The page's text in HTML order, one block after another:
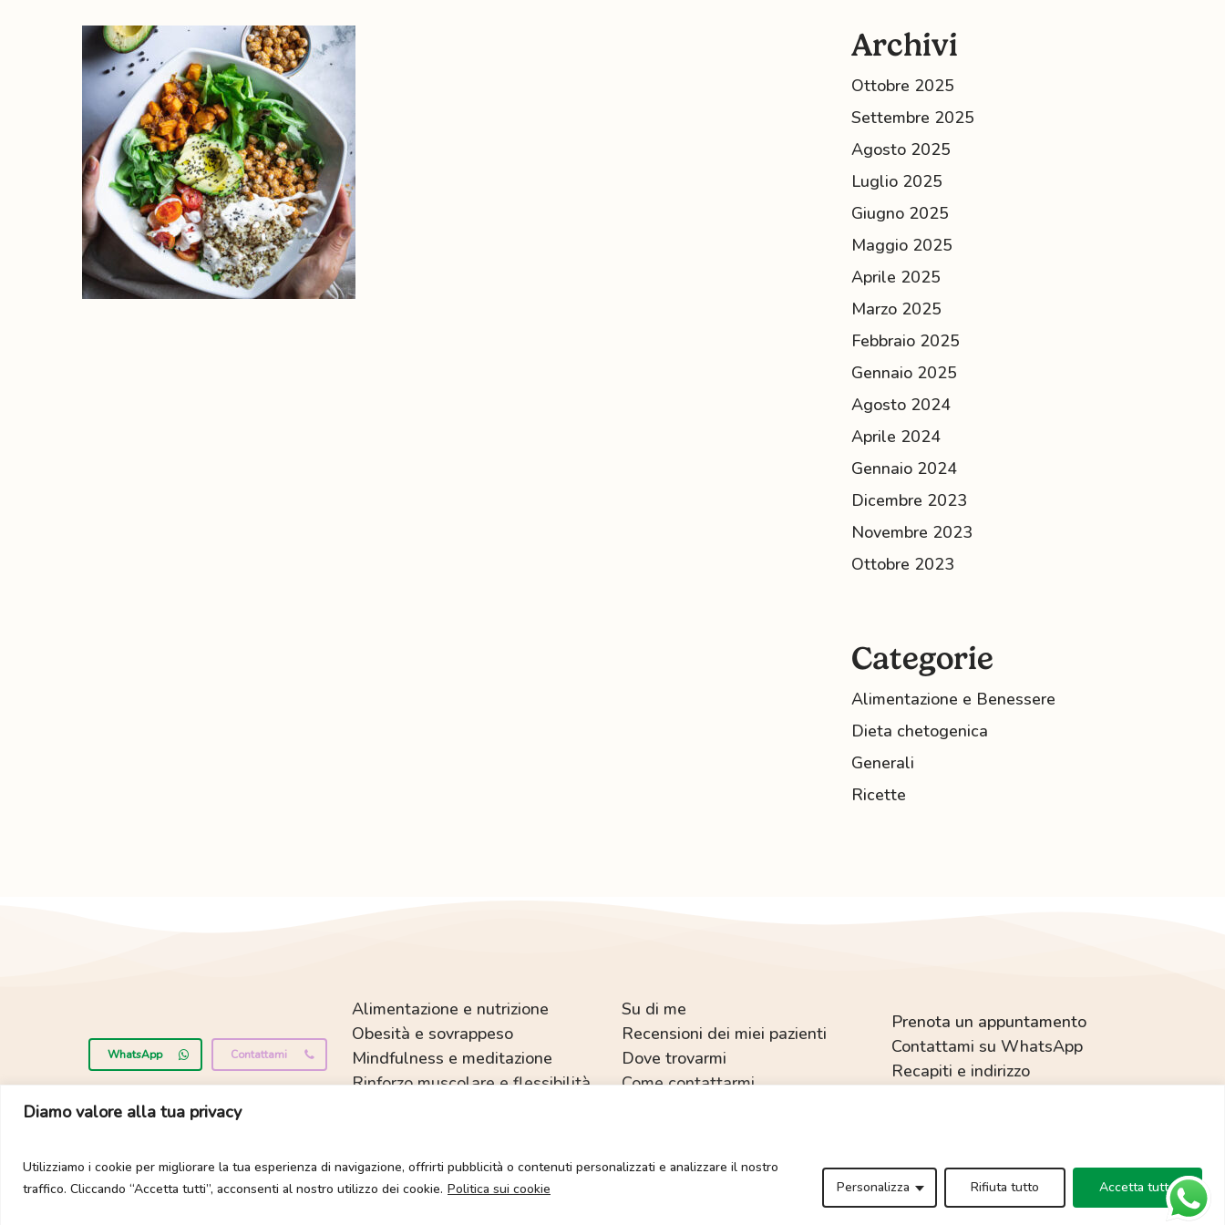
Diamo valore alla tua privacy
Utilizziamo i cookie per migliorare la tua esperienza di navigazione, offrirti pubblicità o contenuti personalizzati e analizzare il nostro
traffico. Cliccando “Accetta tutti”, acconsenti al nostro utilizzo dei cookie. Politica sui cookie Personalizza Rifiuta tutto Accetta tutto
nutrizione
Archivi
Ottobre 2025
Settembre 2025
Agosto 2025
Luglio 2025
Giugno 2025
Maggio 2025
Aprile 2025
Marzo 2025
Febbraio 2025
Gennaio 2025
Agosto 2024
Aprile 2024
Gennaio 2024
Dicembre 2023
Novembre 2023
Ottobre 2023
Categorie
Alimentazione e Benessere
Dieta chetogenica
Generali
Ricette
WhatsApp Contattami
Alimentazione e nutrizione
Obesità e sovrappeso
Mindfulness e meditazione
Rinforzo muscolare e flessibilità
Su di me
Recensioni dei miei pazienti
Dove trovarmi
Come contattarmi
Prenota un appuntamento
Contattami su WhatsApp
Recapiti e indirizzo
Tutti i diritti sono riservati. È vietata la duplicazione dei contenuti multimediali salvo espressa autorizzazione.
Sito web realizzato con 🧡 da: